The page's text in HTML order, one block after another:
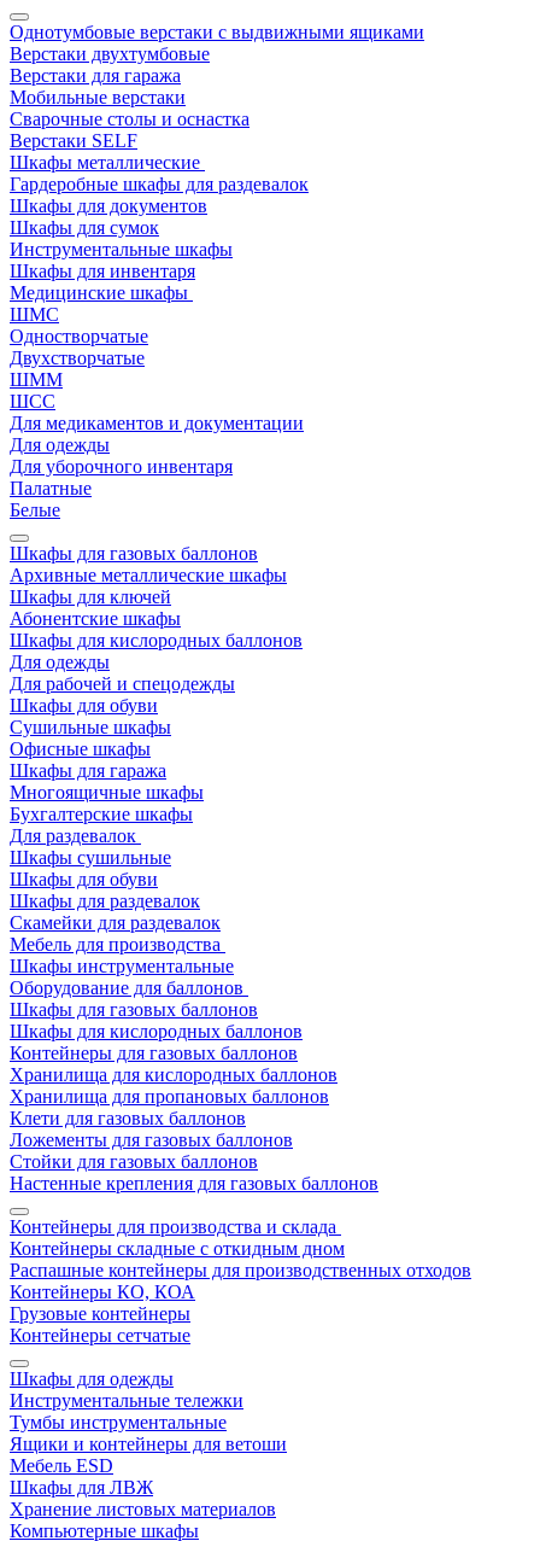
Однотумбовые верстаки с выдвижными ящиками
Верстаки двухтумбовые
Верстаки для гаража
Мобильные верстаки
Сварочные столы и оснастка
Верстаки SELF
Шкафы металлические
Гардеробные шкафы для раздевалок
Шкафы для документов
Шкафы для сумок
Инструментальные шкафы
Шкафы для инвентаря
Медицинские шкафы
ШМС
Одностворчатые
Двухстворчатые
ШММ
ШСС
Для медикаментов и документации
Для одежды
Для уборочного инвентаря
Палатные
Белые
Шкафы для газовых баллонов
Архивные металлические шкафы
Шкафы для ключей
Абонентские шкафы
Шкафы для кислородных баллонов
Для одежды
Для рабочей и спецодежды
Шкафы для обуви
Сушильные шкафы
Офисные шкафы
Шкафы для гаража
Многоящичные шкафы
Бухгалтерские шкафы
Для раздевалок
Шкафы сушильные
Шкафы для обуви
Шкафы для раздевалок
Скамейки для раздевалок
Мебель для производства
Шкафы инструментальные
Оборудование для баллонов
Шкафы для газовых баллонов
Шкафы для кислородных баллонов
Контейнеры для газовых баллонов
Хранилища для кислородных баллонов
Хранилища для пропановых баллонов
Клети для газовых баллонов
Ложементы для газовых баллонов
Стойки для газовых баллонов
Настенные крепления для газовых баллонов
Контейнеры для производства и склада
Контейнеры складные с откидным дном
Распашные контейнеры для производственных отходов
Контейнеры КО, КОА
Грузовые контейнеры
Контейнеры сетчатые
Шкафы для одежды
Инструментальные тележки
Тумбы инструментальные
Ящики и контейнеры для ветоши
Мебель ESD
Шкафы для ЛВЖ
Хранение листовых материалов
Компьютерные шкафы